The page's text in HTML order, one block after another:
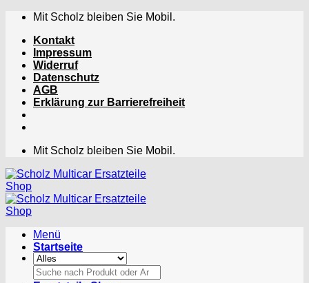
Zum
springen
Mit Scholz bleiben Sie Mobil.
Kontakt
Impressum
Widerruf
Datenschutz
AGB
Erklärung zur Barrierefreiheit
Mit Scholz bleiben Sie Mobil.
Menü
Suchen
Startseite